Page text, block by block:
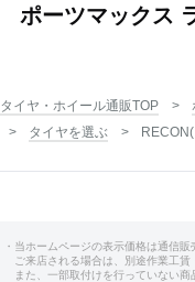
ポーツマックス
タイヤ・ホイール通販TOP
タイヤを選ぶ
・当ホームページの表示価格は通信
ご来店される場合は、別途作業工賃
また、一部取付けを行っていない